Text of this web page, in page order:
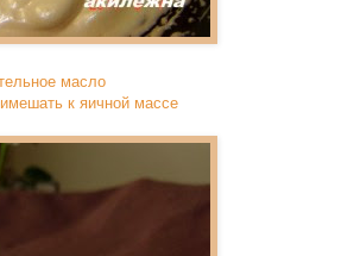
масло
к яичной массе